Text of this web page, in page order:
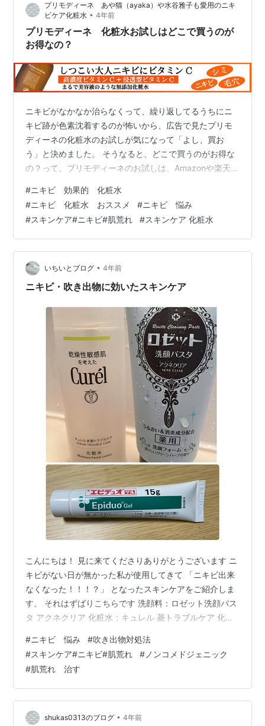
ったから、同…
プリモディーネ あや猫（ayaka）や水谷雅子も愛用のニキ
ビケア化粧水 • 4年前
プリモディーネ 化粧水お試しはどこで買うのが
お得なの？
ニキビがなかなか治らなくって、繰り返してるうちにニ
キビ跡が色素沈着するのが怖いから、広告で見たプリモ
ディーネの化粧水のお試しが気になって「よし、買お
う」と決めました。 そうなると、どこで買うのがお得な
の？って。プリモディーネのお試しは、Amazonや楽天で
回割引がない。 プリモディーネのお試しは、公式サイト
なら今だけ定期便が初回55％OFF。1回だけでも解約可能
だし、解約せず続ける場合は2回目以降ずっと15％OFF。
お得でも使い切れない心配もあったけど、お届け周期は
30日～90日の間で変更可能らしくて、ホッとひと安心。
あとプリモディーネのお…
#ニキビ 効果的 化粧水
#ニキビ 化粧水 おススメ #ニキビ 悩み
#スキンケア#ニキビ#肌荒れ #スキンケア 化粧水
いちいとブログ • 4年前
ニキビ・吹き出物に効いたスキンケア
こんにちは！ 見に来てくださりありがとうございます ニ
キビがない日が無かった私が使用してきて 「ニキビ出来
なくなった！！！？」 となったスキンケアをご紹介しま
す。 それはずばりこちらです 洗顔料：ロゼット洗顔パス
タ アクネクリア 化粧水：キュレル 菱トラブルケア 化粧
使い始めて本当にニキビ(吹き出物)が出来なくなり、肌の
治安が良くなりました。 ニキビ治療薬に関しては、皮膚
科で出してもらっているもので、 使い始めてから約３カ
月は、皮膚がピリピリして寝れないくらい痛い時もあり
ましたが、 半年くらいたつと全然気にならなくなりまし
た！ 洗顔料に関し…
#ニキビ 悩み #吹き出物対処法
#スキンケア#ニキビ#肌荒れ # ノンコメドジェニック
#肌荒れ 治す
shukas0313のブログ • 4年前